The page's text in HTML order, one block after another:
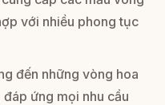
với nhiều phong tục
đến những vòng hoa
ứng mọi nhu cầu